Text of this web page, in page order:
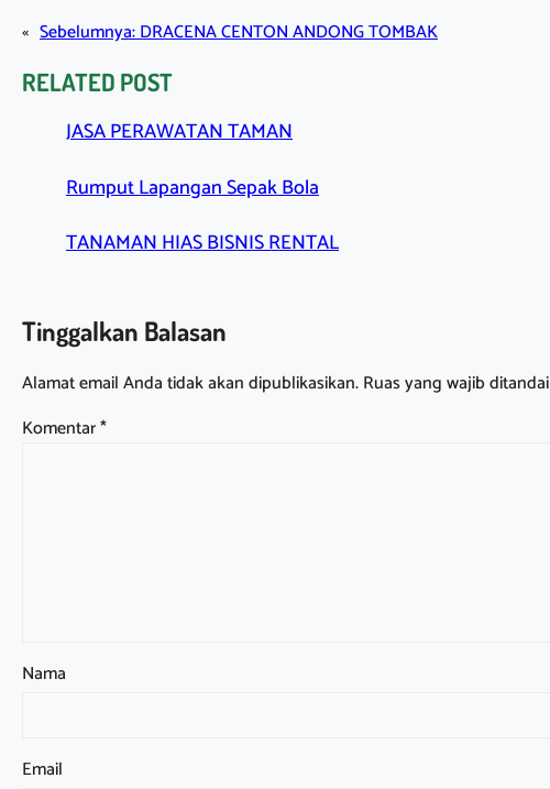
« Sebelumnya:DRACENA CENTON ANDONG TOMBAK
RELATED POST
JASA PERAWATAN TAMAN
Rumput Lapangan Sepak Bola
TANAMAN HIAS BISNIS RENTAL
Tinggalkan Balasan
Alamat email Anda tidak akan dipublikasikan.Ruas yang wajib ditandai
Komentar*
Nama
Email